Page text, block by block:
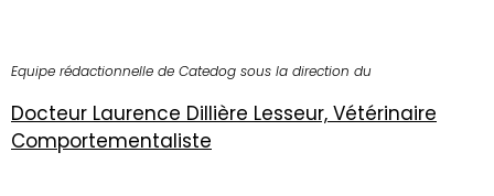
Equipe rédactionnelle de Catedog sous la direction du
Docteur Laurence Dillière Lesseur, Vétérinaire
Comportementaliste